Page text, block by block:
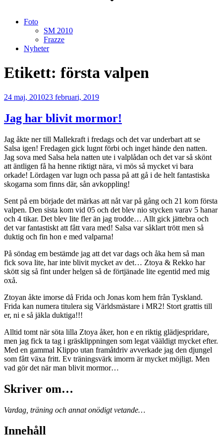
Foto
SM 2010
Frazze
Nyheter
Etikett: första valpen
Publicerat
24 maj, 201023 februari, 2019
Jag har blivit mormor!
Jag åkte ner till Mallekraft i fredags och det var underbart att se
Salsa igen! Fredagen gick lugnt förbi och inget hände den natten.
Jag sova med Salsa hela natten ute i valplådan och det var så skönt
att äntligen få ha henne riktigt nära, vi mös så mycket vi bara
orkade! Lördagen var lugn och passa på att gå i de helt fantastiska
skogarna som finns där, sån avkoppling!
Sent på em började det märkas att nåt var på gång och 21 kom första
valpen. Den sista kom vid 05 och det blev nio stycken varav 5 hanar
och 4 tikar. Det blev lite fler än jag trodde… Allt gick jättebra och
det var fantastiskt att fått vara med! Salsa var såklart trött men så
duktig och fin hon e med valparna!
På söndag em bestämde jag att det var dags och åka hem så man
fick sova lite, har inte blivit mycket av det… Ztoya & Rekko har
skött sig så fint under helgen så de förtjänade lite egentid med mig
oxå.
Ztoyan åkte imorse då Frida och Jonas kom hem från Tyskland.
Frida kan numera titulera sig Världsmästare i MR2! Stort grattis till
er, ni e så jäkla duktiga!!!
Alltid tomt när söta lilla Ztoya åker, hon e en riktig glädjespridare,
men jag fick ta tag i gräsklippningen som legat vääldigt mycket efter.
Med en gammal Klippo utan framåtdriv avverkade jag den djungel
som fått växa fritt. Ev träningsvärk imorrn är mycket möjligt. Men
vad gör det när man blivit mormor…
Skriver om…
Vardag, träning och annat onödigt vetande…
Innehåll